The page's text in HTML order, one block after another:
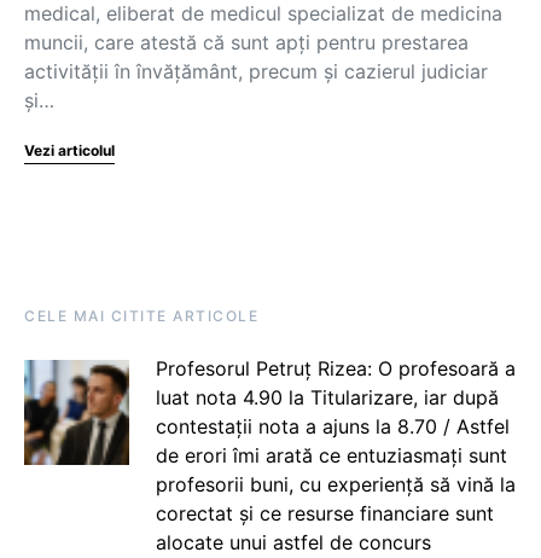
medical, eliberat de medicul specializat de medicina
muncii, care atestă că sunt apți pentru prestarea
activităţii în învățământ, precum și cazierul judiciar
și…
Vezi articolul
CELE MAI CITITE ARTICOLE
Profesorul Petruț Rizea: O profesoară a
luat nota 4.90 la Titularizare, iar după
contestații nota a ajuns la 8.70 / Astfel
de erori îmi arată ce entuziasmați sunt
profesorii buni, cu experiență să vină la
corectat și ce resurse financiare sunt
alocate unui astfel de concurs